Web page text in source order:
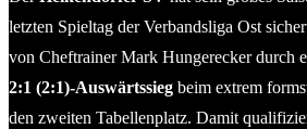
letzten Spieltag der Verbandsliga Ost
von Cheftrainer Mark Hungerecker durch
2:1 (2:1)-Auswärtssieg beim extrem
den zweiten Tabellenplatz. Damit